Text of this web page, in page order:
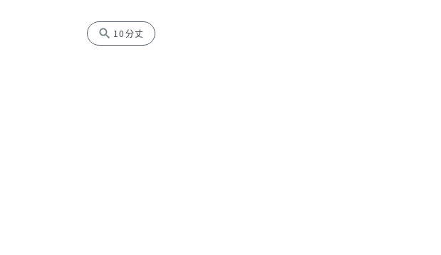
search 10分丈